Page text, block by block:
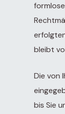
bleibt
Die von
bis Sie